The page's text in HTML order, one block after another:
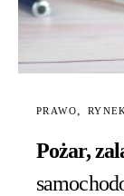
PRAWO
Pożar,